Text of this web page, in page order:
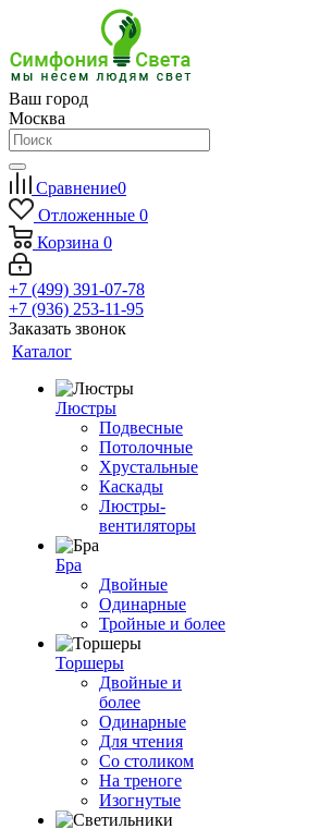
Ваш город
Москва
Сравнение0
Отложенные 0
Корзина 0
+7 (499) 391-07-78
+7 (936) 253-11-95
Заказать звонок
Каталог
Люстры
Подвесные
Потолочные
Хрустальные
Каскады
Люстры-
вентиляторы
Бра
Двойные
Одинарные
Тройные и более
Торшеры
Двойные и
более
Одинарные
Для чтения
Со столиком
На треноге
Изогнутые